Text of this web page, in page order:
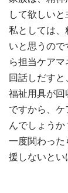
して欲しいと
私としては
いと思うの
ら担当ケア
回話しだすと
福祉用具が
ですから、
んでしょうか
一度関わっ
援しないとい